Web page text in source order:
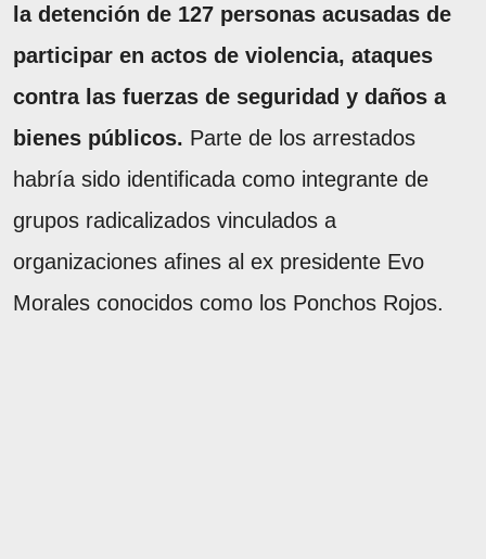
la detención de 127 personas acusadas de
participar en actos de violencia, ataques
contra las fuerzas de seguridad y daños a
bienes públicos. Parte de los arrestados
habría sido identificada como integrante de
grupos radicalizados vinculados a
organizaciones afines al ex presidente Evo
Morales conocidos como los Ponchos Rojos.